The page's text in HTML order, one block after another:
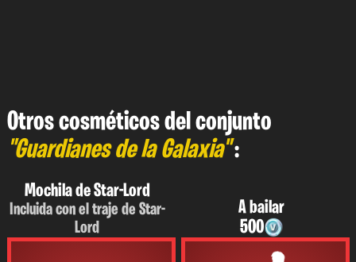
Otros cosméticos del conjunto
"Guardianes de la Galaxia":
Mochila de Star-Lord
Incluida con el traje de Star-
Lord
A bailar
500